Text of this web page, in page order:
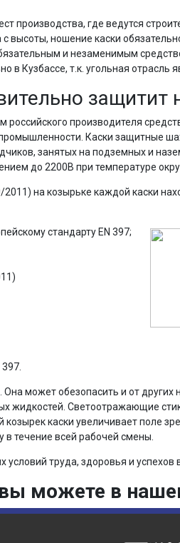
производства, где ведутся
с высоты, ношение каски
и незаменимым
в Кузбассе, т.к. угольная отрасль
защитит
производителя
Каски защитные
занятых на подземных и
до 2200В при температуре
на козырьке каждой каски
стандарту EN 397;
. Она может обезопасить и от
жидкостей. Светоотражающие
каски увеличивает поле
в течение всей рабочей смены.
труда, здоровья и успехов
можете в